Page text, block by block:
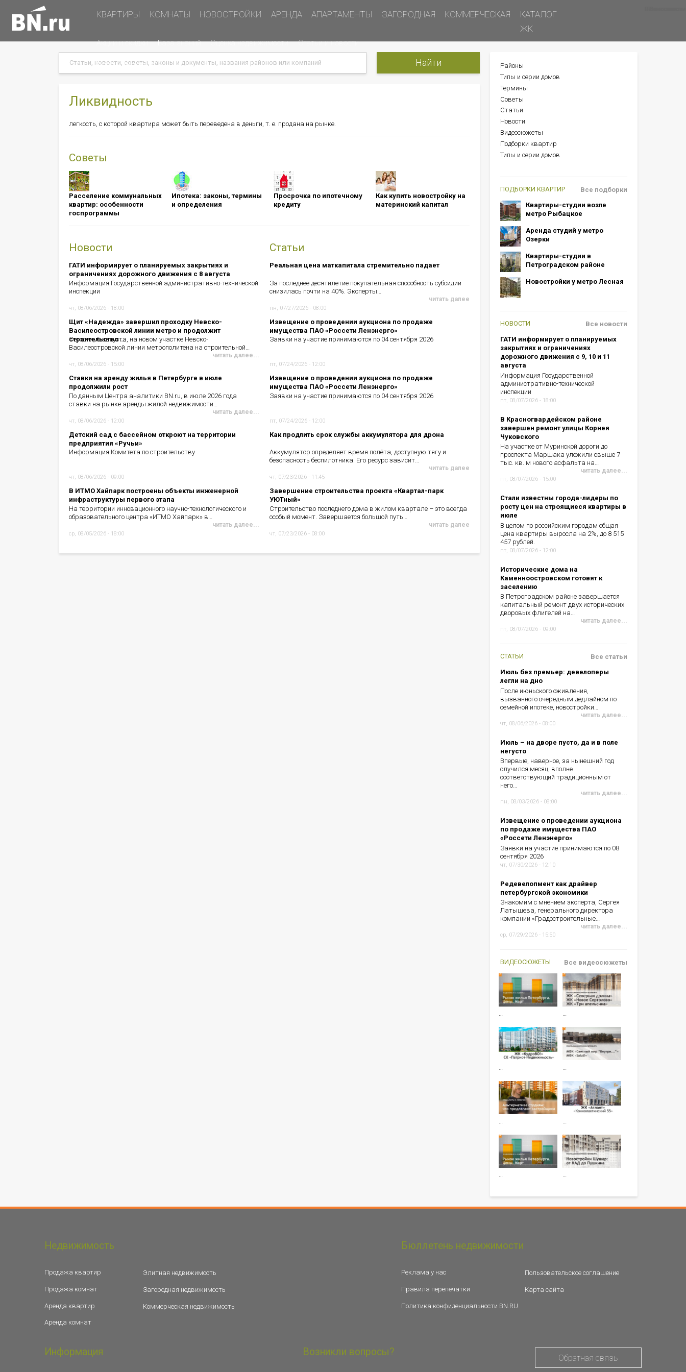
Основная
КВАРТИРЫ КОМНАТЫ НОВОСТРОЙКИ АРЕНДА АПАРТАМЕНТЫ ЗАГОРОДНАЯ КОММЕРЧЕСКАЯ
КАТАЛОГ
ЖК
Дополнительная
навигация
Акции и скидки База знаний Оценка недвижимости Статьи и новости
Меню
в
Подать объявление
Search
Search
Ликвидность
легкость, с которой квартира может быть переведена в деньги, т. е. продана на рынке.
Советы
Расселение коммунальных
квартир: особенности
госпрограммы
Ипотека: ​​​​​​​законы, термины
и определения
Просрочка по ипотечному
кредиту
Как купить новостройку на
материнский капитал
Новости
ГАТИ информирует о планируемых закрытиях и
ограничениях дорожного движения с 8 августа
Информация Государственной административно-технической
инспекции
чт, 08/06/2026 - 18:00
Щит «Надежда» завершил проходку Невско-
Василеостровской линии метро и продолжит
строительство ...
Сегодня, 6 августа, на новом участке Невско-
Василеостровской линии метрополитена на строительной…
читать далее...
чт, 08/06/2026 - 15:00
Ставки на аренду жилья в Петербурге в июле
продолжили рост
По данным Центра аналитики BN.ru, в июле 2026 года
ставки на рынке аренды жилой недвижимости…
читать далее...
чт, 08/06/2026 - 12:00
Детский сад с бассейном откроют на территории
предприятия «Ручьи»
Информация Комитета по строительству
чт, 08/06/2026 - 09:00
В ИТМО Хайпарк построены объекты инженерной
инфраструктуры первого этапа
На территории инновационного научно-технологического и
образовательного центра «ИТМО Хайпарк» в…
читать далее...
ср, 08/05/2026 - 18:00
Статьи
Реальная цена маткапитала стремительно падает
За последнее десятилетие покупательная способность субсидии
снизилась почти на 40%. Эксперты…
читать далее
пн, 07/27/2026 - 08:00
Извещение о проведении аукциона по продаже
имущества ПАО «Россети Ленэнерго»
Заявки на участие принимаются по 04 сентября 2026
пт, 07/24/2026 - 12:00
Извещение о проведении аукциона по продаже
имущества ПАО «Россети Ленэнерго»
Заявки на участие принимаются по 04 сентября 2026
пт, 07/24/2026 - 12:00
Как продлить срок службы аккумулятора для дрона
Аккумулятор определяет время полёта, доступную тягу и
безопасность беспилотника. Его ресурс зависит…
читать далее
чт, 07/23/2026 - 11:45
Завершение строительства проекта «Квартал-парк
УЮТный»
Строительство последнего дома в жилом квартале – это всегда
особый момент. Завершается большой путь…
читать далее
чт, 07/23/2026 - 08:00
БОКОВОЕ
МЕНЮ
Районы
Типы и серии домов
Термины
Советы
Статьи
Новости
Видеосюжеты
Подборки квартир
Типы и серии домов
ПОДБОРКИ КВАРТИР
Квартиры-студии возле
метро Рыбацкое
Аренда студий у метро
Озерки
Квартиры-студии в
Петроградском районе
Новостройки у метро Лесная
Все подборки
НОВОСТИ
ГАТИ информирует о планируемых
закрытиях и ограничениях
дорожного движения с 9, 10 и 11
августа
Информация Государственной
административно-технической
инспекции
пт, 08/07/2026 - 18:00
В Красногвардейском районе
завершен ремонт улицы Корнея
Чуковского
На участке от Муринской дороги до
проспекта Маршака уложили свыше 7
тыс. кв. м нового асфальта на…
читать далее...
пт, 08/07/2026 - 15:00
Стали известны города-лидеры по
росту цен на строящиеся квартиры в
июле
В целом по российским городам общая
цена квартиры выросла на 2%, до 8 515
457 рублей.
пт, 08/07/2026 - 12:00
Исторические дома на
Каменноостровском готовят к
заселению
В Петроградском районе завершается
капитальный ремонт двух исторических
дворовых флигелей на…
читать далее...
пт, 08/07/2026 - 09:00
Все новости
СТАТЬИ
Июль без премьер: девелоперы
легли на дно
После июньского оживления,
вызванного очередным дедлайном по
семейной ипотеке, новостройки…
читать далее...
чт, 08/06/2026 - 08:00
Июль – на дворе пусто, да и в поле
негусто
Впервые, наверное, за нынешний год
случился месяц, вполне
соответствующий традиционным от
него…
читать далее...
пн, 08/03/2026 - 08:00
Извещение о проведении аукциона
по продаже имущества ПАО
«Россети Ленэнерго»
Заявки на участие принимаются по 08
сентября 2026
чт, 07/30/2026 - 12:10
Редевелопмент как драйвер
петербургской экономики
Знакомим с мнением эксперта, Сергея
Латышева, генерального директора
компании «Градостроительные…
читать далее...
ср, 07/29/2026 - 15:50
Все статьи
ВИДЕОСЮЖЕТЫ
… …
… …
Все видеосюжеты
Недвижимость
Продажа квартир
Продажа комнат
Аренда квартир
Аренда комнат
Элитная недвижимость
Загородная недвижимость
Коммерческая недвижимость
Бюллетень недвижимости
Реклама у нас
Правила перепечатки
Политика конфиденциальности BN.RU
Пользовательское соглашение
Карта сайта
Информация Возникли вопросы?
Обратная связь